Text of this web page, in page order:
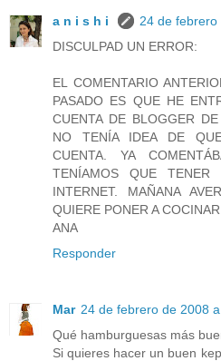
a n i s h i
24 de
DISCULPAD UN ERROR:
EL COMENTARIO
PASADO ES QUE HE
CUENTA DE BLOGGER
NO TENÍA IDEA DE
CUENTA. YA
TENÍAMOS QUE
INTERNET. MAÑANA
QUIERE PONER A COCINAR.
ANA
Responder
Mar 24 de febrero de 2008
Qué hamburguesas más
Si quieres hacer un buen